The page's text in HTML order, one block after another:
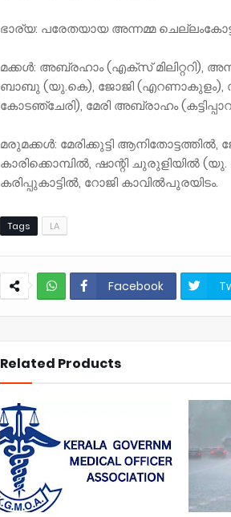
ഭാര്യ: പരേതയായ അന്നമ്മ
മക്കൾ: അബ്രഹാം (എക്സ് മിലിറ്ററി),
ബാബു (യു.കെ), ജോജി (എറണാകുളം),
കോടഞ്ചേരി), മേരി അബ്രാഹം
മരുമക്കൾ: മേരിക്കുട്ടി
കാരിക്കൊമ്പിൽ, ഷാന്റി ചുരുളിയിൽ
കരിപ്പുകാട്ടിൽ, റോജി കാവിൽപുരയിടം.
Tags LA
Facebook
Related Products